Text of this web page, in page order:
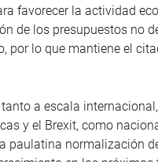
favorecer la actividad
de los presupuestos no
por lo que mantiene el
a escala
y el Brexit, como
paulatina normalización